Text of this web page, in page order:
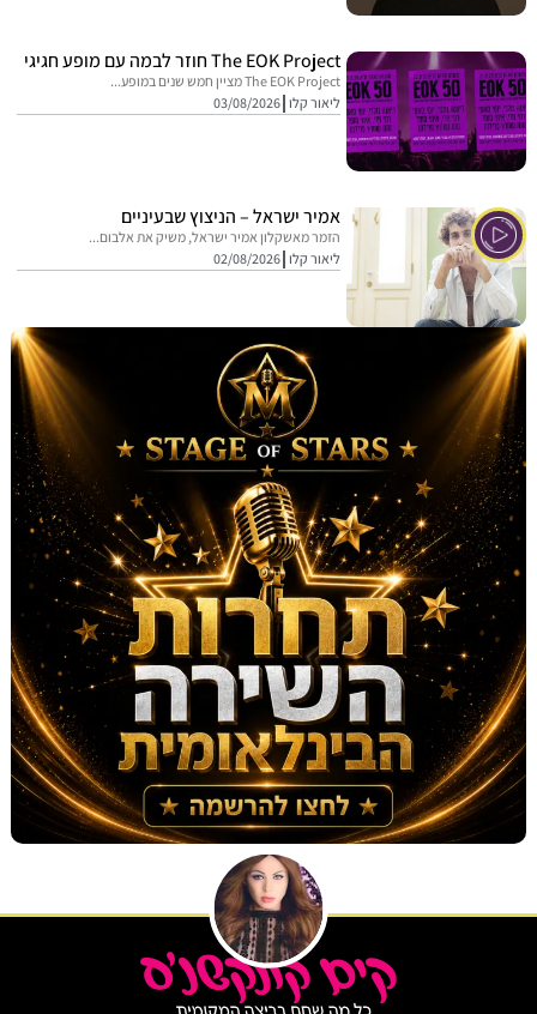
The EOK Project חוזר לבמה עם מופע חגיגי
The EOK Project מציין חמש שנים במופע...
ליאור קלו 03/08/2026
אמיר ישראל – הניצוץ שבעיניים
הזמר מאשקלון אמיר ישראל, משיק את אלבום...
ליאור קלו 02/08/2026